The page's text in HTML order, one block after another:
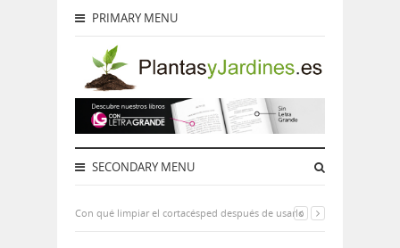
PRIMARY MENU
SECONDARY MENU
Con qué limpiar el cortacésped después de usarlo